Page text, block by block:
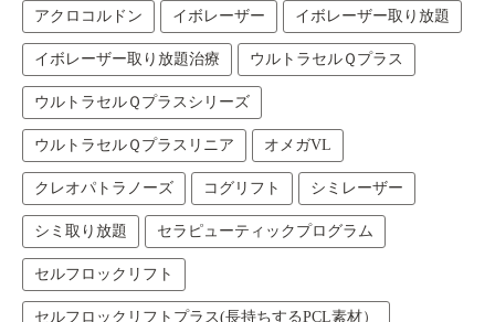
アクロコルドン イボレーザー イボレーザー取り放題
イボレーザー取り放題治療 ウルトラセルＱプラス
ウルトラセルＱプラスシリーズ
ウルトラセルＱプラスリニア オメガVL
クレオパトラノーズ コグリフト シミレーザー
シミ取り放題 セラピューティックプログラム
セルフロックリフト
セルフロックリフトプラス(長持ちするPCL素材）